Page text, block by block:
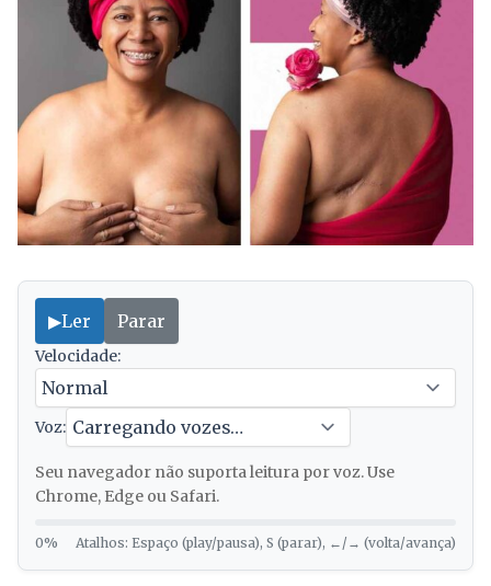
▶Ler Parar
Velocidade:
Voz:
Seu navegador não suporta leitura por voz. Use
Chrome, Edge ou Safari.
0% Atalhos: Espaço (play/pausa), S (parar), ←/→ (volta/avança)